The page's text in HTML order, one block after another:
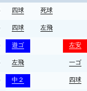
四球 死球
四球 左飛
遊ゴ 左安
左飛 一ゴ
中２ 四球